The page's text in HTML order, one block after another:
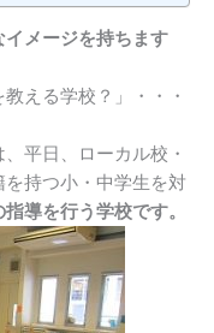
イメージを持ちます
える学校？」・・・
平日、ローカル校・
持つ小・中学生を対
導を行う学校です。